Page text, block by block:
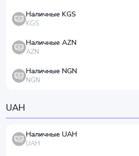
Наличные KGS
KGS
Наличные AZN
AZN
Наличные NGN
NGN
UAH
Наличные UAH
UAH